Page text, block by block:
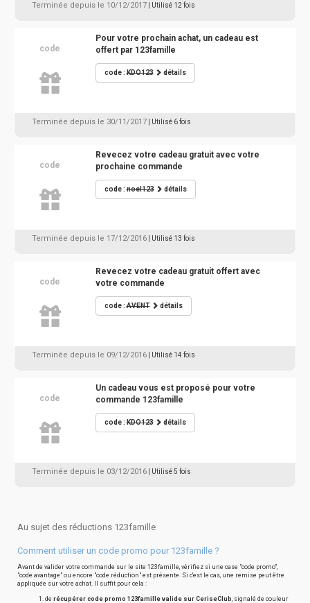
Terminée depuis le 10/12/2017 | Utilisé 12 fois
code
Pour votre prochain achat, un cadeau est
offert par 123famille
code :KDO123 détails
Terminée depuis le 30/11/2017 | Utilisé 6 fois
code
Revecez votre cadeau gratuit avec votre
prochaine commande
code :noel123 détails
Terminée depuis le 17/12/2016 | Utilisé 13 fois
code
Revecez votre cadeau gratuit offert avec
votre commande
code :AVENT détails
Terminée depuis le 09/12/2016 | Utilisé 14 fois
code
Un cadeau vous est proposé pour votre
commande 123famille
code :KDO123 détails
Terminée depuis le 03/12/2016 | Utilisé 5 fois
Au sujet des réductions 123famille
Comment utiliser un code promo pour 123famille ?
Avant de valider votre commande sur le site 123famille, vérifiez si une case "code promo",
"code avantage" ou encore "code réduction" est présente. Si c'est le cas, une remise peut être
appliquée sur votre achat. Il suffit pour cela :
de récupérer code promo 123famille valide sur CeriseClub, signalé de couleur